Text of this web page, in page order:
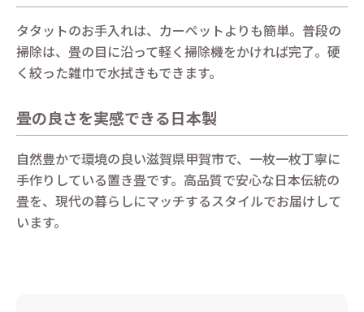
タタットのお手入れは、カーペットよりも簡単。普段の
掃除は、畳の目に沿って軽く掃除機をかければ完了。硬
く絞った雑巾で水拭きもできます。
畳の良さを実感できる日本製
自然豊かで環境の良い滋賀県甲賀市で、一枚一枚丁寧に
手作りしている置き畳です。高品質で安心な日本伝統の
畳を、現代の暮らしにマッチするスタイルでお届けして
います。